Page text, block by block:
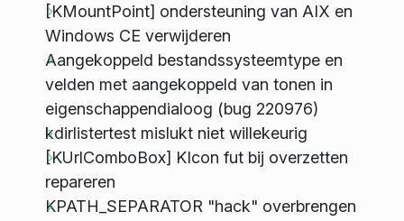
[KMountPoint] ondersteuning van AIX en
Windows CE verwijderen
Aangekoppeld bestandssysteemtype en
velden met aangekoppeld van tonen in
eigenschappendialoog (bug 220976)
kdirlistertest mislukt niet willekeurig
[KUrlComboBox] KIcon fut bij overzetten
repareren
KPATH_SEPARATOR "hack" overbrengen